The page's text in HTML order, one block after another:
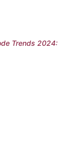
Trends 2024: